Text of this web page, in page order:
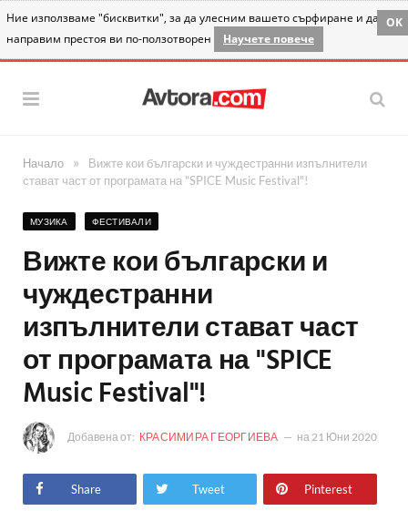
Ние използваме "бисквитки", за да улесним вашето сърфиране и да
направим престоя ви по-ползотворен
Научете повече
OK
Начало »
Вижте кои български и чуждестранни изпълнители
стават част от програмата на "SPICE Music Festival"!
МУЗИКА ФЕСТИВАЛИ
Вижте кои български и
чуждестранни
изпълнители стават част
от програмата на "SPICE
Music Festival"!
Добавена от: КРАСИМИРА ГЕОРГИЕВА на 21 Юни 2020
Share Tweet Pinterest